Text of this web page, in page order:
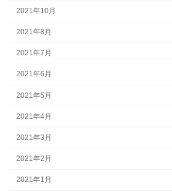
2021年10月
2021年8月
2021年7月
2021年6月
2021年5月
2021年4月
2021年3月
2021年2月
2021年1月